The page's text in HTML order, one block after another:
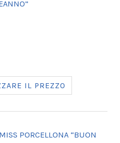
IL PREZZO
PORCELLONA “BUON